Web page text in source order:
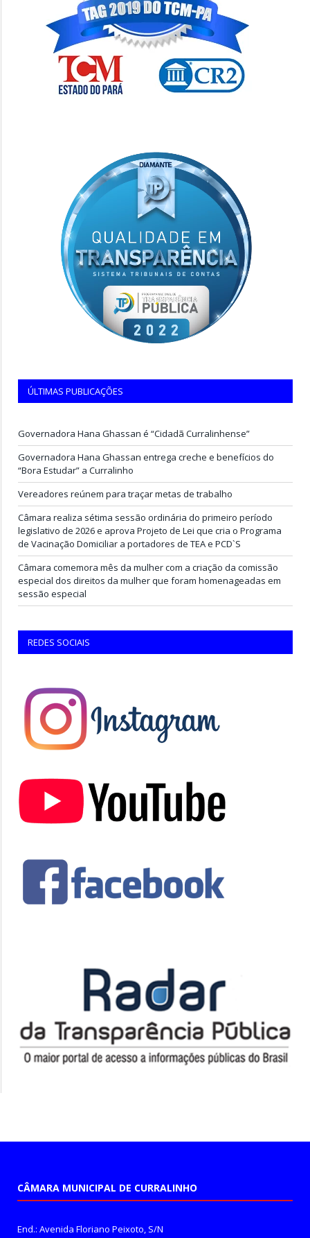
ÚLTIMAS PUBLICAÇÕES
Governadora Hana Ghassan é “Cidadã Curralinhense”
Governadora Hana Ghassan entrega creche e benefícios do
“Bora Estudar” a Curralinho
Vereadores reúnem para traçar metas de trabalho
Câmara realiza sétima sessão ordinária do primeiro período
legislativo de 2026 e aprova Projeto de Lei que cria o Programa
de Vacinação Domiciliar a portadores de TEA e PCD`S
Câmara comemora mês da mulher com a criação da comissão
especial dos direitos da mulher que foram homenageadas em
sessão especial
REDES SOCIAIS
CÂMARA MUNICIPAL DE CURRALINHO
End.: Avenida Floriano Peixoto, S/N